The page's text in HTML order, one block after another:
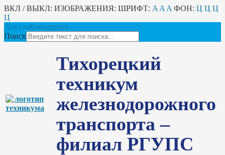
ВКЛ / ВЫКЛ: ИЗОБРАЖЕНИЯ: ШРИФТ: A A A ФОН: Ц Ц Ц
Ц
Для слабовидящих
Поиск
Тихорецкий
техникум
железнодорожного
транспорта –
филиал РГУПС